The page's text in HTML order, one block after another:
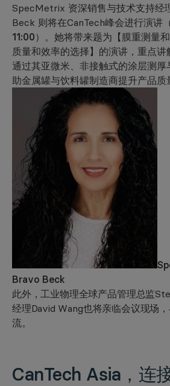
SpecMetrix 资深销售与技术支持经
Beck 则将在CanTech峰会进行演讲
11:00） 。她将带来题为 【膜重测
质量和效率的选择】 的演讲，重点
通过其亚微米、非接触式的涂层测厚
助金属罐与饮料罐制造商提升产品质
Bravo Beck
此外，工业物理全球产品管理总监
经理David Wang也将亲临会议现场
流。
CanTech Asia， 连